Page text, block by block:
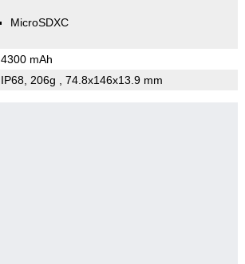
MicroSDXC
4300 mAh
IP68, 206g , 74.8x146x13.9 mm